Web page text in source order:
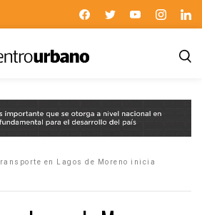
en Lagos de Moreno inicia